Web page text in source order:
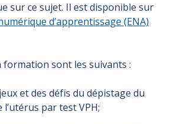
sur ce sujet. Il est disponible sur
d’apprentissage (ENA)
formation sont les suivants :
et des défis du dépistage du
l’utérus par test VPH;